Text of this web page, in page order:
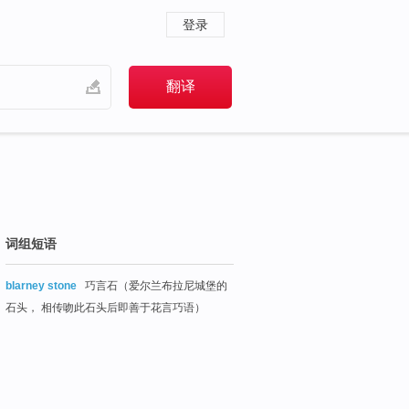
登录
词组短语
blarney stone
巧言石（爱尔兰布拉尼城堡的
石头， 相传吻此石头后即善于花言巧语）